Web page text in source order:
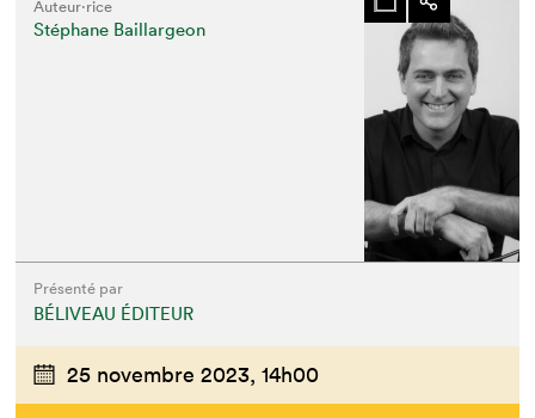
Auteur·rice
Stéphane Baillargeon
Présenté par
BÉLIVEAU ÉDITEUR
25 novembre 2023, 14h00